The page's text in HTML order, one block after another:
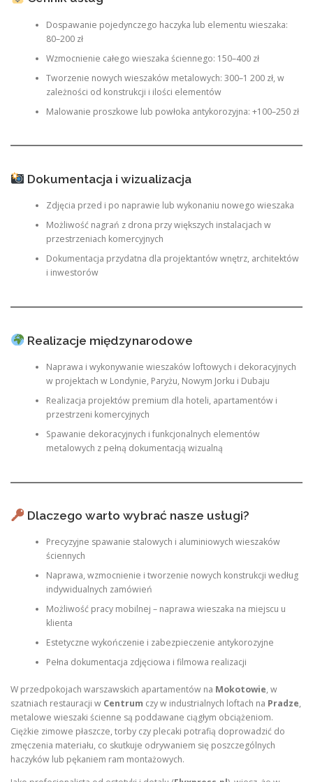
Dospawanie pojedynczego haczyka lub elementu wieszaka:
80–200 zł
Wzmocnienie całego wieszaka ściennego: 150–400 zł
Tworzenie nowych wieszaków metalowych: 300–1 200 zł, w
zależności od konstrukcji i ilości elementów
Malowanie proszkowe lub powłoka antykorozyjna: +100–250 zł
Dokumentacja i wizualizacja
Zdjęcia przed i po naprawie lub wykonaniu nowego wieszaka
Możliwość nagrań z drona przy większych instalacjach w
przestrzeniach komercyjnych
Dokumentacja przydatna dla projektantów wnętrz, architektów
i inwestorów
Realizacje międzynarodowe
Naprawa i wykonywanie wieszaków loftowych i dekoracyjnych
w projektach w Londynie, Paryżu, Nowym Jorku i Dubaju
Realizacja projektów premium dla hoteli, apartamentów i
przestrzeni komercyjnych
Spawanie dekoracyjnych i funkcjonalnych elementów
metalowych z pełną dokumentacją wizualną
Dlaczego warto wybrać nasze usługi?
Precyzyjne spawanie stalowych i aluminiowych wieszaków
ściennych
Naprawa, wzmocnienie i tworzenie nowych konstrukcji według
indywidualnych zamówień
Możliwość pracy mobilnej – naprawa wieszaka na miejscu u
klienta
Estetyczne wykończenie i zabezpieczenie antykorozyjne
Pełna dokumentacja zdjęciowa i filmowa realizacji
W przedpokojach warszawskich apartamentów na Mokotowie, w
szatniach restauracji w Centrum czy w industrialnych loftach na Pradze,
metalowe wieszaki ścienne są poddawane ciągłym obciążeniom.
Ciężkie zimowe płaszcze, torby czy plecaki potrafią doprowadzić do
zmęczenia materiału, co skutkuje odrywaniem się poszczególnych
haczyków lub pękaniem ram montażowych.